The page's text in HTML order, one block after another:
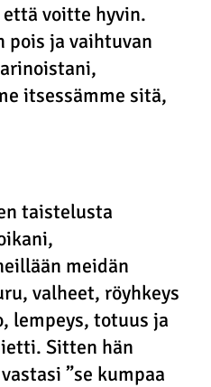
voitte hyvin.
pois ja vaihtuvan
itsessämme sitä,
taistelusta
meidän
valheet, röyhkeys
lempeys, totuus ja
Sitten hän
”se kumpaa